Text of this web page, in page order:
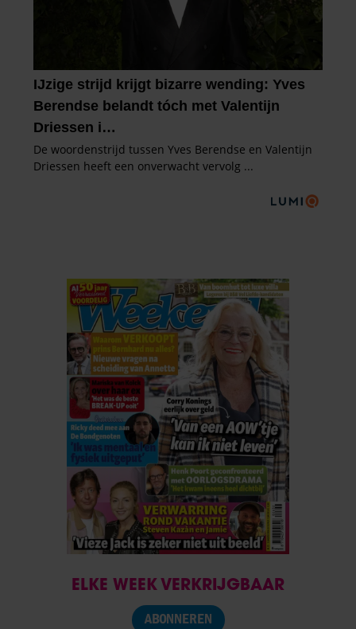
ELKE WEEK VERKRIJGBAAR
ABONNEREN